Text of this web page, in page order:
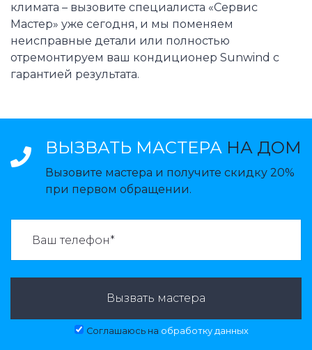
климата – вызовите специалиста «Сервис
Мастер» уже сегодня, и мы поменяем
неисправные детали или полностью
отремонтируем ваш кондиционер Sunwind с
гарантией результата.
ВЫЗВАТЬ МАСТЕРА НА ДОМ
Вызовите мастера и получите скидку 20%
при первом обращении.
Вызвать мастера
Соглашаюсь на обработку данных